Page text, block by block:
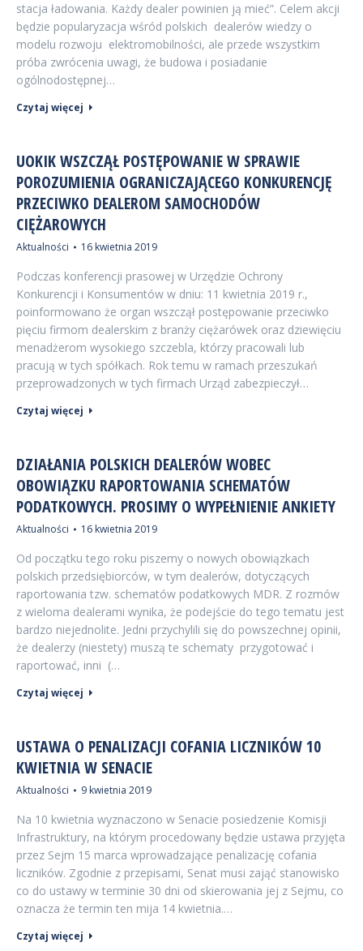
stacja ładowania. Każdy dealer powinien ją mieć”. Celem akcji
będzie popularyzacja wśród polskich dealerów wiedzy o
modelu rozwoju elektromobilności, ale przede wszystkim
próba zwrócenia uwagi, że budowa i posiadanie
ogólnodostępnej…
Czytaj więcej
UOKIK WSZCZĄŁ POSTĘPOWANIE W SPRAWIE
POROZUMIENIA OGRANICZAJĄCEGO KONKURENCJĘ
PRZECIWKO DEALEROM SAMOCHODÓW
CIĘŻAROWYCH
Aktualności 16 kwietnia 2019
Podczas konferencji prasowej w Urzędzie Ochrony
Konkurencji i Konsumentów w dniu: 11 kwietnia 2019 r.,
poinformowano że organ wszczął postępowanie przeciwko
pięciu firmom dealerskim z branży ciężarówek oraz dziewięciu
menadżerom wysokiego szczebla, którzy pracowali lub
pracują w tych spółkach. Rok temu w ramach przeszukań
przeprowadzonych w tych firmach Urząd zabezpieczył…
Czytaj więcej
DZIAŁANIA POLSKICH DEALERÓW WOBEC
OBOWIĄZKU RAPORTOWANIA SCHEMATÓW
PODATKOWYCH. PROSIMY O WYPEŁNIENIE ANKIETY
Aktualności 16 kwietnia 2019
Od początku tego roku piszemy o nowych obowiązkach
polskich przedsiębiorców, w tym dealerów, dotyczących
raportowania tzw. schematów podatkowych MDR. Z rozmów
z wieloma dealerami wynika, że podejście do tego tematu jest
bardzo niejednolite. Jedni przychylili się do powszechnej opinii,
że dealerzy (niestety) muszą te schematy przygotować i
raportować, inni (…
Czytaj więcej
USTAWA O PENALIZACJI COFANIA LICZNIKÓW 10
KWIETNIA W SENACIE
Aktualności 9 kwietnia 2019
Na 10 kwietnia wyznaczono w Senacie posiedzenie Komisji
Infrastruktury, na którym procedowany będzie ustawa przyjęta
przez Sejm 15 marca wprowadzające penalizację cofania
liczników. Zgodnie z przepisami, Senat musi zająć stanowisko
co do ustawy w terminie 30 dni od skierowania jej z Sejmu, co
oznacza że termin ten mija 14 kwietnia.…
Czytaj więcej